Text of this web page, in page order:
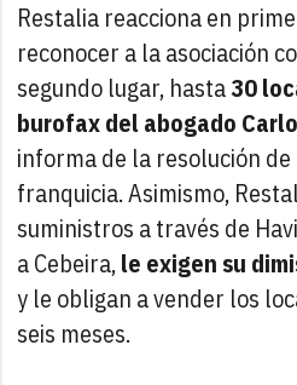
Restalia reacciona en
reconocer a la asociación
segundo lugar, hasta30
burofax del abogado
informa de la resolución
franquicia. Asimismo,
suministros a través de
a Cebeira,le exigen su
y le obligan a vender los
seis meses.